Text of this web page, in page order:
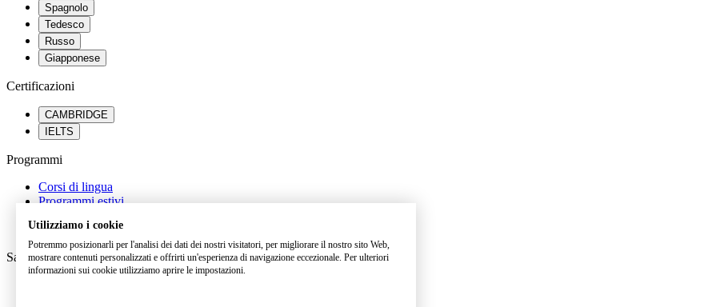
Spagnolo
Tedesco
Russo
Giapponese
Certificazioni
CAMBRIDGE
IELTS
Programmi
Corsi di lingua
Programmi estivi
Orientamento universitario
Saperne di più
Utilizziamo i cookie
Potremmo posizionarli per l'analisi dei dati dei nostri visitatori, per migliorare il nostro sito Web,
mostrare contenuti personalizzati e offrirti un'esperienza di navigazione eccezionale. Per ulteriori
informazioni sui cookie utilizziamo aprire le impostazioni.